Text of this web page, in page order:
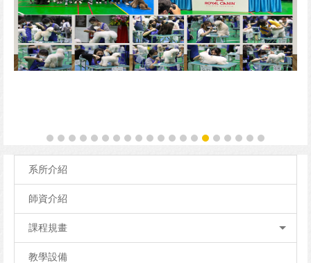
系所介紹
師資介紹
課程規畫
教學設備